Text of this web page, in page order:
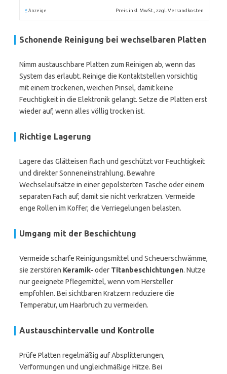
* Anzeige Preis inkl. MwSt., zzgl. Versandkosten
Schonende Reinigung bei wechselbaren Platten
Nimm austauschbare Platten zum Reinigen ab, wenn das
System das erlaubt. Reinige die Kontaktstellen vorsichtig
mit einem trockenen, weichen Pinsel, damit keine
Feuchtigkeit in die Elektronik gelangt. Setze die Platten erst
wieder auf, wenn alles völlig trocken ist.
Richtige Lagerung
Lagere das Glätteisen flach und geschützt vor Feuchtigkeit
und direkter Sonneneinstrahlung. Bewahre
Wechselaufsätze in einer gepolsterten Tasche oder einem
separaten Fach auf, damit sie nicht verkratzen. Vermeide
enge Rollen im Koffer, die Verriegelungen belasten.
Umgang mit der Beschichtung
Vermeide scharfe Reinigungsmittel und Scheuerschwämme,
sie zerstören Keramik- oder Titanbeschichtungen. Nutze
nur geeignete Pflegemittel, wenn vom Hersteller
empfohlen. Bei sichtbaren Kratzern reduziere die
Temperatur, um Haarbruch zu vermeiden.
Austauschintervalle und Kontrolle
Prüfe Platten regelmäßig auf Absplitterungen,
Verformungen und ungleichmäßige Hitze. Bei